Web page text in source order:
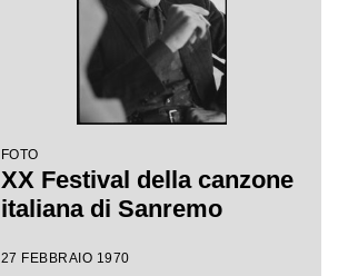
FOTO
XX Festival della canzone
italiana di Sanremo
27 FEBBRAIO 1970